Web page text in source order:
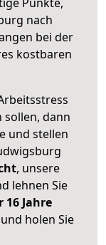
nach
bei der
kostbaren
sollen, dann
und stellen
, unsere
lehnen Sie
16 Jahre
holen Sie